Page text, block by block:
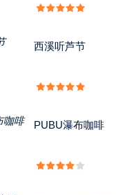
西溪听芦节
PUBU瀑布咖啡